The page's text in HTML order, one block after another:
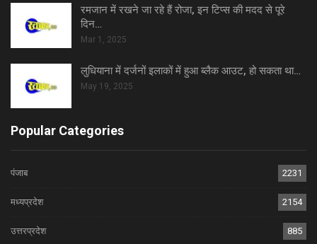
रमजान में रखने जा रहे हैं रोजा, इन टिप्स की मदद से पूरे
दिन…
Mar 1, 2025
लुधियाना में दर्जनों इलाकों में हुआ ब्लैक आउट, हो सकता था…
May 19, 2025
Popular Categories
पंजाब 2231
मध्यप्रदेश 2154
उत्तरप्रदेश 885